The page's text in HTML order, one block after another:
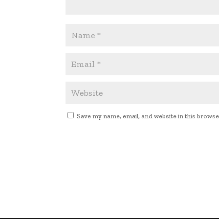
Save my name, email, and website in this